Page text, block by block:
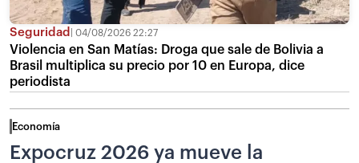
Seguridad 04/08/2026 22:27
Violencia en San Matías: Droga que sale de Bolivia a
Brasil multiplica su precio por 10 en Europa, dice
periodista
Economía
Expocruz 2026 ya mueve la